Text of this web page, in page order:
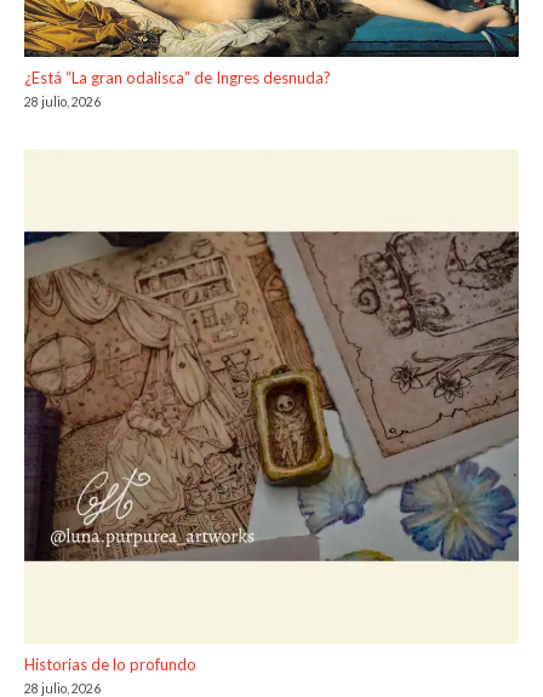
¿Está “La gran odalisca” de Ingres desnuda?
28 julio, 2026
Historias de lo profundo
28 julio, 2026